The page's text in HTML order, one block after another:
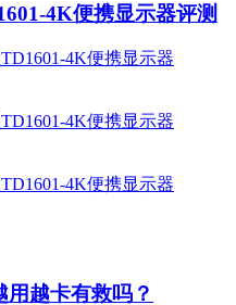
4K便携显示器评测
越卡有救吗？